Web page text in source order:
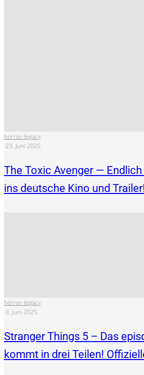
horror-legacy
·23. Juni 2025
The Toxic Avenger —
ins deutsche Kino und Trailer!
horror-legacy
·3. Juni 2025
Stranger Things 5 – Das
kommt in drei Teilen!